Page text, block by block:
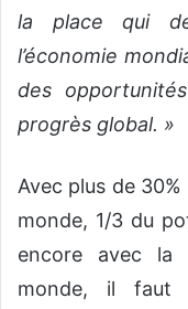
la place qui
l’économie
des
progrès global. »
Avec plus de
monde, 1/3 du
encore avec la
monde, il faut